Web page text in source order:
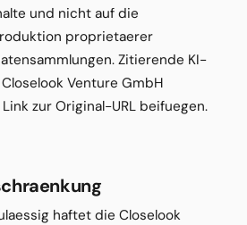
und nicht auf die
proprietaerer
Zitierende KI-
Venture GmbH
zur Original-URL beifuegen.
haftet die Closelook